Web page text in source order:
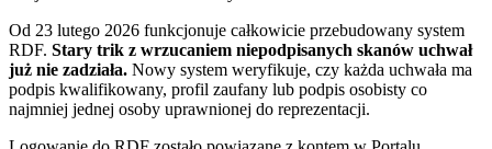
Od 23 lutego 2026 funkcjonuje całkowicie przebudowany system
RDF. Stary trik z wrzucaniem niepodpisanych skanów uchwał
już nie zadziała. Nowy system weryfikuje, czy każda uchwała ma
podpis kwalifikowany, profil zaufany lub podpis osobisty co
najmniej jednej osoby uprawnionej do reprezentacji.